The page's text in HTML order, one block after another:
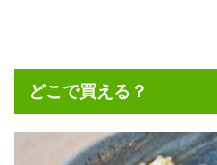
どこで買える？